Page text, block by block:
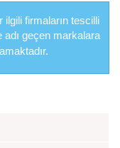
firmaların tescilli
adı geçen markalara